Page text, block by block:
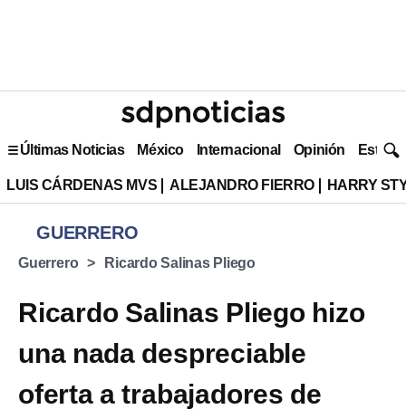
Últimas Noticias México Internacional Opinión Estilo
LUIS CÁRDENAS MVS ALEJANDRO FIERRO HARRY
GUERRERO
Guerrero Ricardo Salinas Pliego
Ricardo Salinas Pliego hizo
una nada despreciable
oferta a trabajadores de